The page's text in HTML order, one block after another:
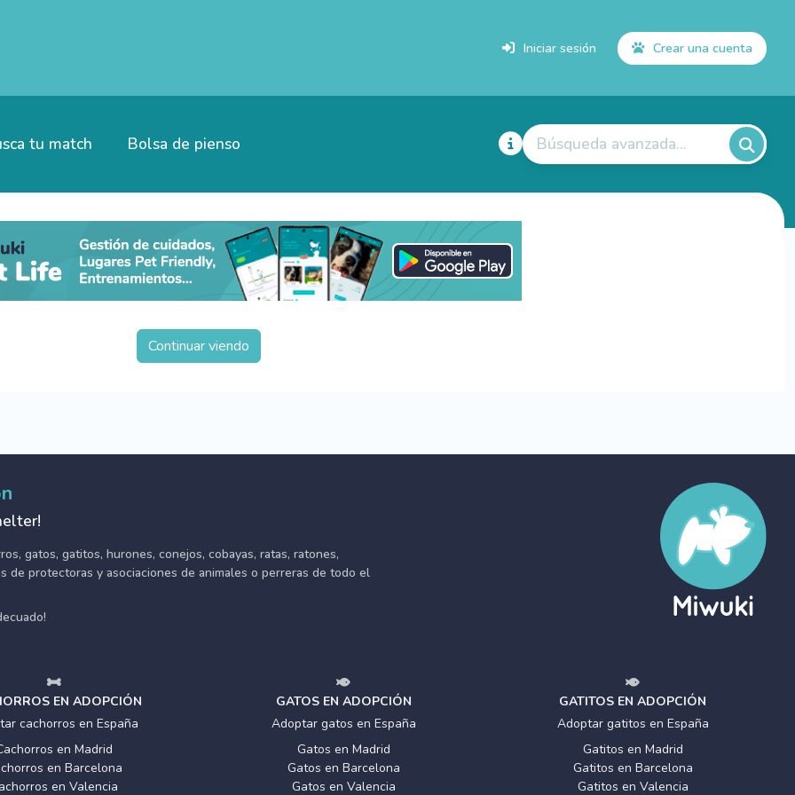
Iniciar sesión Crear una cuenta
tu match Bolsa de pienso Búsqueda avanzada...
Continuar viendo
gatos, gatitos, hurones, conejos, cobayas, ratas, ratones,
de protectoras y asociaciones de animales o perreras de todo el
EN ADOPCIÓN
cachorros en España
en Madrid
en Barcelona
en Valencia
GATOS EN ADOPCIÓN
Adoptar gatos en España
Gatos en Madrid
Gatos en Barcelona
Gatos en Valencia
GATITOS EN ADOPCIÓN
Adoptar gatitos en España
Gatitos en Madrid
Gatitos en Barcelona
Gatitos en Valencia